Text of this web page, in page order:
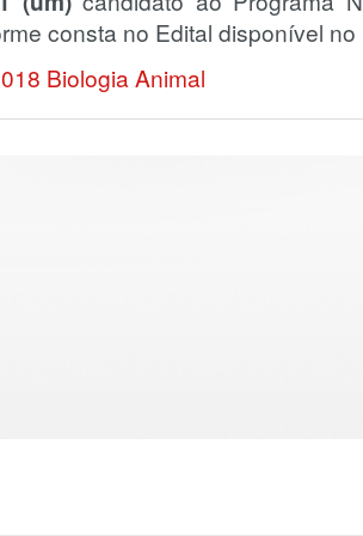
consta no Edital disponível
Biologia Animal